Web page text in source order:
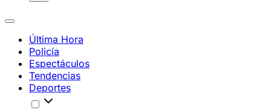
Última Hora
Policía
Espectáculos
Tendencias
Deportes